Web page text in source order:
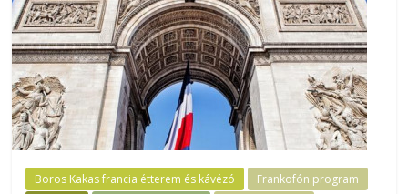
Boros Kakas francia étterem és kávézó
Frankofón program